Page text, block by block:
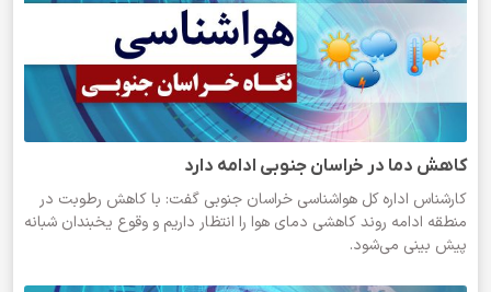
کاهش دما در خراسان جنوبی ادامه دارد
کارشناس اداره کل هواشناسی خراسان جنوبی گفت: با کاهش رطوبت در
منطقه ادامه روند کاهشی دمای هوا را انتظار داریم و وقوع یخبندان شبانه
پیش‌ بینی می‌شود.